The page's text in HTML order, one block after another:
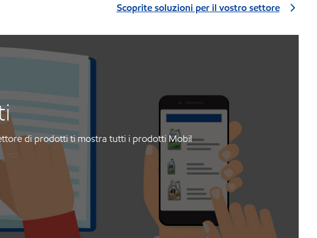
Scoprite soluzioni per il vostro settore
di prodotti ti mostra tutti i prodotti Mobil